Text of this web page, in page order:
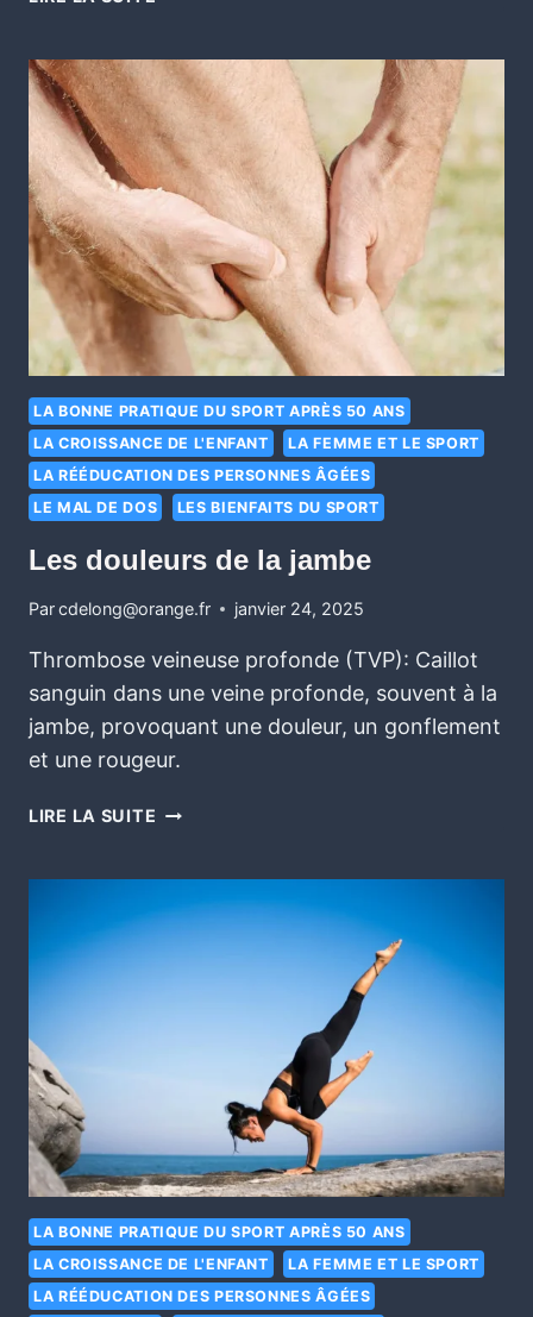
LA BONNE PRATIQUE DU SPORT APRÈS 50 ANS
LA CROISSANCE DE L'ENFANT
LA FEMME ET LE SPORT
LA RÉÉDUCATION DES PERSONNES ÂGÉES
LE MAL DE DOS
LES BIENFAITS DU SPORT
Les douleurs de la jambe
Parcdelong@orange.fr janvier 24, 2025
Thrombose veineuse profonde (TVP): Caillot
sanguin dans une veine profonde, souvent à la
jambe, provoquant une douleur, un gonflement
et une rougeur.
LIRE LA SUITE
LA BONNE PRATIQUE DU SPORT APRÈS 50 ANS
LA CROISSANCE DE L'ENFANT
LA FEMME ET LE SPORT
LA RÉÉDUCATION DES PERSONNES ÂGÉES